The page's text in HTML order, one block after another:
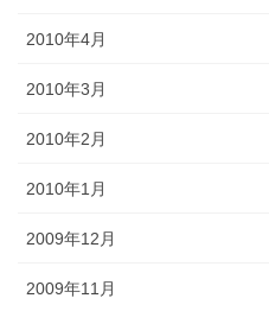
2010年4月
2010年3月
2010年2月
2010年1月
2009年12月
2009年11月